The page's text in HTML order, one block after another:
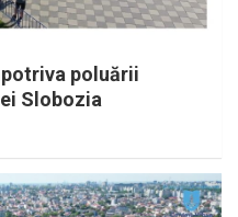
poluării
Slobozia